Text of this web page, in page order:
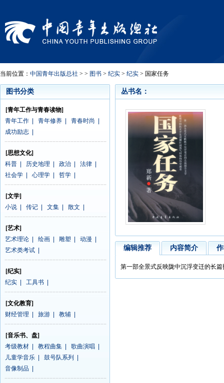
当前位置： 中国青年出版总社 > > 图书 > 纪实 > 纪实 > 国家任务
图书分类
[青年工作与青春读物]
青年工作
青年修养 青春时尚
成功励志
[思想文化]
科普
历史地理 政治 法律
社会学
心理学 哲学
[文学]
小说
传记 文集 散文
[艺术]
艺术理论
绘画 雕塑 动漫
艺术类考试
[纪实]
纪实
工具书
[文化教育]
财经管理
旅游 教辅
[音乐书、盘]
考级教材
教程曲集 歌曲演唱
儿童学音乐
鼓号队系列
音像制品
丛书名：
编辑推荐 内容简介
第一部全景式反映陇中沉浮变迁的长